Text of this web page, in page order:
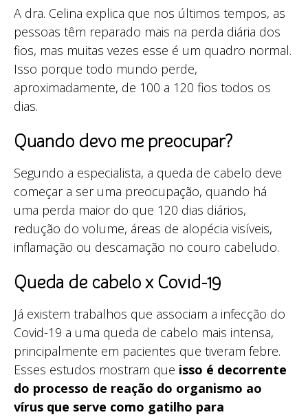
A dra. Celina explica que nos últimos tempos, as
pessoas têm reparado mais na perda diária dos
fios, mas muitas vezes esse é um quadro normal.
Isso porque todo mundo perde,
aproximadamente, de 100 a 120 fios todos os
dias.
Quando devo me preocupar?
Segundo a especialista, a queda de cabelo deve
começar a ser uma preocupação, quando há
uma perda maior do que 120 dias diários,
redução do volume, áreas de alopécia visíveis,
inflamação ou descamação no couro cabeludo.
Queda de cabelo x Covid-19
Já existem trabalhos que associam a infecção do
Covid-19 a uma queda de cabelo mais intensa,
principalmente em pacientes que tiveram febre.
Esses estudos mostram que isso é decorrente
do processo de reação do organismo ao
vírus que serve como gatilho para